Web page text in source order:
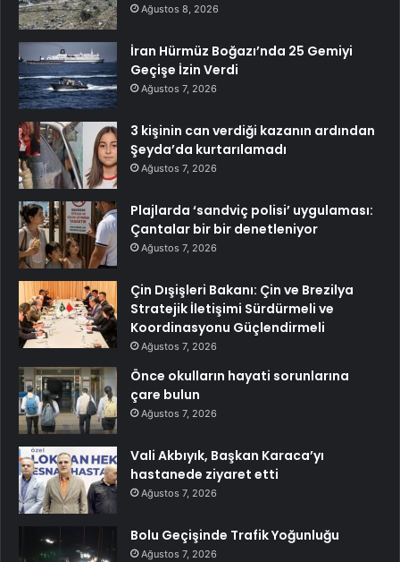
Ağustos 8, 2026
İran Hürmüz Boğazı’nda 25 Gemiyi
Geçişe İzin Verdi
Ağustos 7, 2026
3 kişinin can verdiği kazanın ardından
Şeyda’da kurtarılamadı
Ağustos 7, 2026
Plajlarda ‘sandviç polisi’ uygulaması:
Çantalar bir bir denetleniyor
Ağustos 7, 2026
Çin Dışişleri Bakanı: Çin ve Brezilya
Stratejik İletişimi Sürdürmeli ve
Koordinasyonu Güçlendirmeli
Ağustos 7, 2026
Önce okulların hayati sorunlarına
çare bulun
Ağustos 7, 2026
Vali Akbıyık, Başkan Karaca’yı
hastanede ziyaret etti
Ağustos 7, 2026
Bolu Geçişinde Trafik Yoğunluğu
Ağustos 7, 2026